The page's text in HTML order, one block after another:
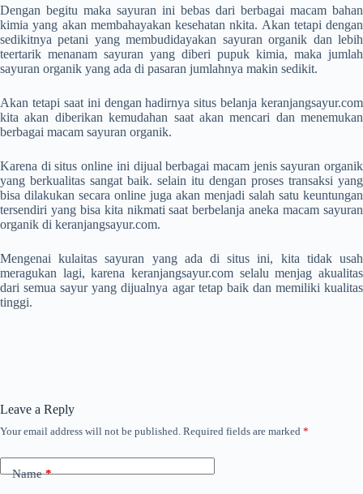
Dengan begitu maka sayuran ini bebas dari berbagai macam bahan
kimia yang akan membahayakan kesehatan nkita. Akan tetapi dengan
sedikitnya petani yang membudidayakan sayuran organik dan lebih
teertarik menanam sayuran yang diberi pupuk kimia, maka jumlah
sayuran organik yang ada di pasaran jumlahnya makin sedikit.
Akan tetapi saat ini dengan hadirnya situs belanja keranjangsayur.com
kita akan diberikan kemudahan saat akan mencari dan menemukan
berbagai macam sayuran organik.
Karena di situs online ini dijual berbagai macam jenis sayuran organik
yang berkualitas sangat baik. selain itu dengan proses transaksi yang
bisa dilakukan secara online juga akan menjadi salah satu keuntungan
tersendiri yang bisa kita nikmati saat berbelanja aneka macam sayuran
organik di keranjangsayur.com.
Mengenai kulaitas sayuran yang ada di situs ini, kita tidak usah
meragukan lagi, karena keranjangsayur.com selalu menjag akualitas
dari semua sayur yang dijualnya agar tetap baik dan memiliki kualitas
tinggi.
Leave a Reply
Your email address will not be published. Required fields are marked *
Name*